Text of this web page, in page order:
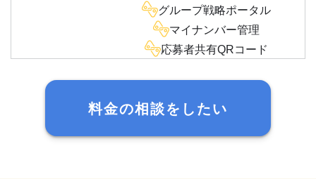
グループ戦略ポータル
マイナンバー管理
応募者共有QRコード
料金の相談をしたい